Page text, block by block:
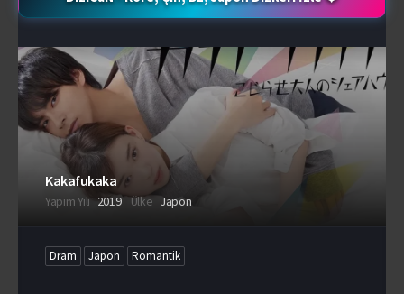
Kakafukaka
Yapım Yılı 2019 Ülke Japon
Dram Japon Romantik